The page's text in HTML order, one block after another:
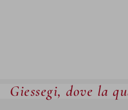
Giessegi, dove la